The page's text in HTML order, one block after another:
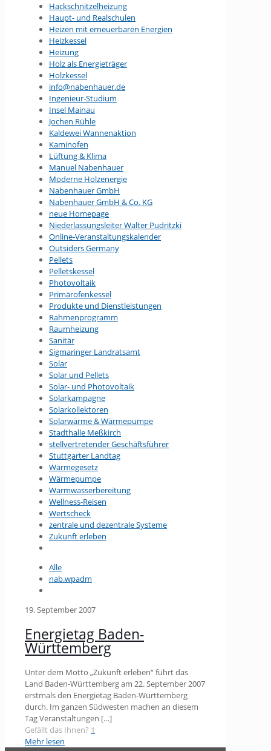
Hackschnitzelheizung
Haupt- und Realschulen
Heizen mit erneuerbaren Energien
Heizkessel
Heizung
Holz als Energieträger
Holzkessel
info@nabenhauer.de
Ingenieur-Studium
Insel Mainau
Jochen Rühle
Kaldewei Wannenaktion
Kaminofen
Lüftung & Klima
Manuel Nabenhauer
Moderne Holzenergie
Nabenhauer GmbH
Nabenhauer GmbH & Co. KG
neue Homepage
Niederlassungsleiter Walter Pudritzki
Online-Veranstaltungs­kalender
Outsiders Germany
Pellets
Pelletskessel
Photovoltaik
Primärofenkessel
Produkte und Dienstleistungen
Rahmenprogramm
Raumheizung
Sanitär
Sigmaringer Landratsamt
Solar
Solar und Pellets
Solar- und Photovoltaik
Solarkampagne
Solarkollektoren
Solarwärme & Wärmepumpe
Stadthalle Meßkirch
stellvertretender Geschäftsführer
Stuttgarter Landtag
Wärmegesetz
Wärmepumpe
Warmwasserbereitung
Wellness-Reisen
Wertscheck
zentrale und dezentrale Systeme
Zukunft erleben
Alle
nab.wpadm
19. September 2007
Energietag Baden-
Württemberg
Unter dem Motto „Zukunft erleben“ führt das
Land Baden-Württemberg am 22. September 2007
erstmals den Energietag Baden-Württemberg
durch. Im ganzen Südwesten machen an diesem
Tag Veranstaltungen […]
Gefällt das Ihnen? 1
Mehr lesen